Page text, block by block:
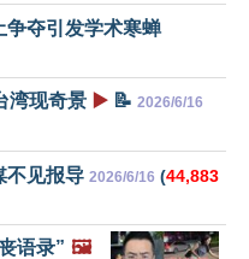
争夺引发学术寒蝉
湾现奇景 ▶️ 📝 2026/6/16
不见报导 2026/6/16 (44,883
语录” 🖼️